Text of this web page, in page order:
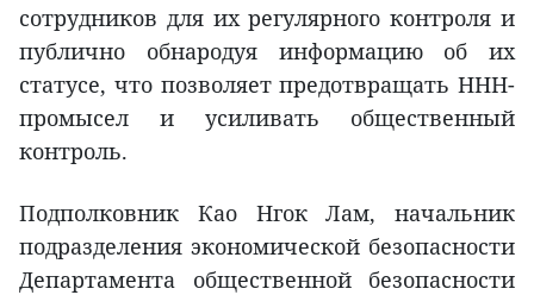
сотрудников для их регулярного контроля и
публично обнародуя информацию об их
статусе, что позволяет предотвращать ННН-
промысел и усиливать общественный
контроль.
Подполковник Као Нгок Лам, начальник
подразделения экономической безопасности
Департамента общественной безопасности